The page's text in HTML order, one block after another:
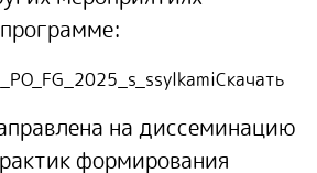
Скачать
на диссеминацию
формирования